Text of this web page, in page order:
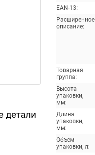
детали
EAN-13:
Расширенное
описание:
Товарная
группа:
Высота
упаковки,
мм:
Длина
упаковки,
мм:
Объем
упаковки, л: